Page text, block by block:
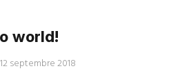
world!
septembre 2018